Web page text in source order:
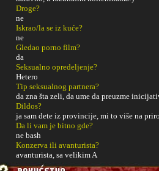
Droge?
ne
Iskrao/la se iz kuće?
ne
Gledao porno film?
da
Seksualno opredeljenje?
Hetero
Tip seksualnog partnera?
da zna šta zeli, da ume da preuzme
Dildos?
ja sam dete iz provincije, mi to više na
Da li vam je bitno gde?
ne bash
Konzerva ili avanturista?
avanturista, sa velikim A